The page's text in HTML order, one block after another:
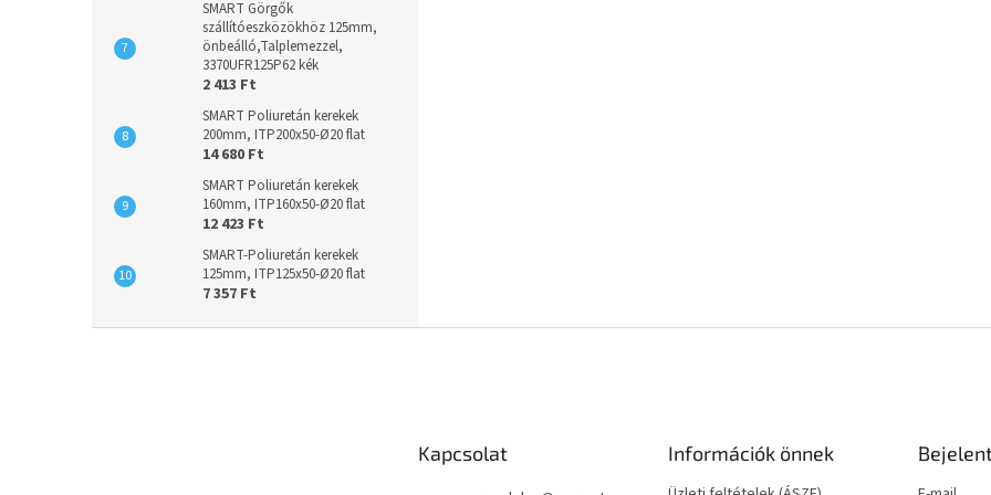
SMART Görgők
szállítóeszközökhöz 125mm,
önbeálló,Talplemezzel,
3370UFR125P62 kék
2 413 Ft
SMART Poliuretán kerekek
200mm, ITP200x50-Ø20 flat
14 680 Ft
SMART Poliuretán kerekek
160mm, ITP160x50-Ø20 flat
12 423 Ft
SMART-Poliuretán kerekek
125mm, ITP125x50-Ø20 flat
7 357 Ft
Kapcsolat Információk önnek